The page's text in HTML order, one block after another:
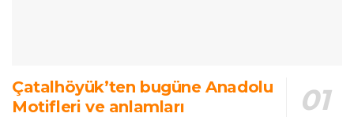
Çatalhöyük’ten bugüne Anadolu
Motifleri ve anlamları